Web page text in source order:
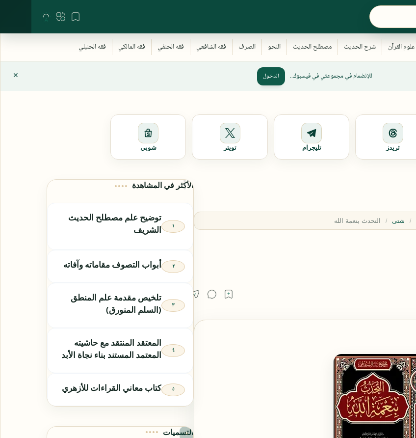
للإنضمام في مجموعتي في فيسبوك.. الدخول
ثريدز تليجرام تويتر شوبي
شتى
الأكثر في المشاهدة
توضيح علم مصطلح الحديث
الشريف
أبواب التصوف مقاماته وآفاته
تلخيص مقدمة علم المنطق
(السلم المنورق)
المعتقد المنتقد مع حاشيته
المعتمد المستند بناء نجاة الأبد
كتاب معاني القراءات للأزهري
التسميات